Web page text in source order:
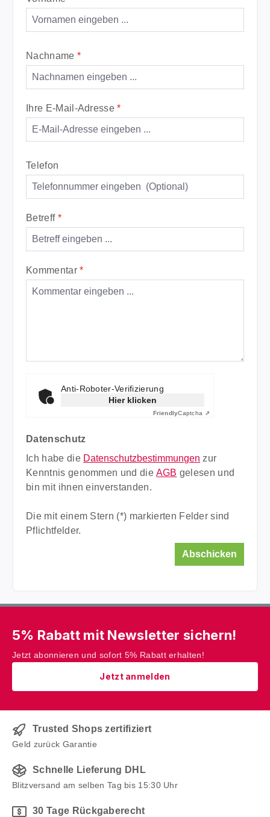
Nachname *
Ihre E-Mail-Adresse*
Telefon
Betreff *
Kommentar*
Anti-Roboter-Verifizierung
Hier klicken
FriendlyCaptcha ⇗
Datenschutz
Ich habe die Datenschutzbestimmungen zur
Kenntnis genommen und dieAGB gelesen und
bin mit ihnen einverstanden.
Die mit einem Stern (*) markierten Felder sind
Pflichtfelder.
Abschicken
5% Rabatt mit Newsletter sichern!
Jetzt abonnieren und sofort 5% Rabatt erhalten!
Jetzt anmelden
Trusted Shops zertifiziert
Geld zurück Garantie
Schnelle Lieferung DHL
Blitzversand am selben Tag bis 15:30 Uhr
30 Tage Rückgaberecht